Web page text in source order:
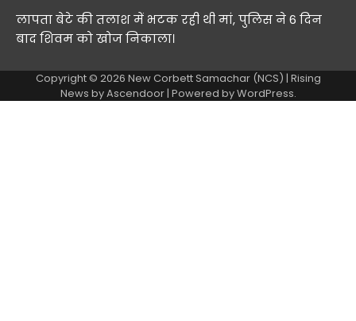
लापता बेटे की तलाश में भटक रही थी मां, पुलिस ने 6 दिन
बाद शिवम को खोज निकाला।
Copyright © 2026 New Corbett Samachar (NCS) | Rising
News byAscendoor| Powered byWordPress.